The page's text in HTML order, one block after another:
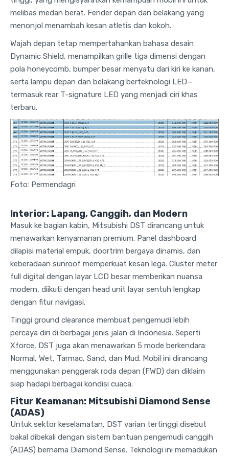
melibas medan berat. Fender depan dan belakang yang
menonjol menambah kesan atletis dan kokoh.
Wajah depan tetap mempertahankan bahasa desain
Dynamic Shield, menampilkan grille tiga dimensi dengan
pola honeycomb, bumper besar menyatu dari kiri ke kanan,
serta lampu depan dan belakang berteknologi LED—
termasuk rear T-signature LED yang menjadi ciri khas
terbaru.
Foto: Permendagri
Interior: Lapang, Canggih, dan Modern
Masuk ke bagian kabin, Mitsubishi DST dirancang untuk
menawarkan kenyamanan premium. Panel dashboard
dilapisi material empuk, doortrim bergaya dinamis, dan
keberadaan sunroof memperkuat kesan lega. Cluster meter
full digital dengan layar LCD besar memberikan nuansa
modern, diikuti dengan head unit layar sentuh lengkap
dengan fitur navigasi.
Tinggi ground clearance membuat pengemudi lebih
percaya diri di berbagai jenis jalan di Indonesia. Seperti
Xforce, DST juga akan menawarkan 5 mode berkendara:
Normal, Wet, Tarmac, Sand, dan Mud. Mobil ini dirancang
menggunakan penggerak roda depan (FWD) dan diklaim
siap hadapi berbagai kondisi cuaca.
Fitur Keamanan: Mitsubishi Diamond Sense
(ADAS)
Untuk sektor keselamatan, DST varian tertinggi disebut
bakal dibekali dengan sistem bantuan pengemudi canggih
(ADAS) bernama Diamond Sense. Teknologi ini memadukan